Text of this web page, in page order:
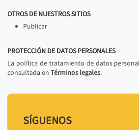
OTROS DE NUESTROS SITIOS
Publicar
PROTECCIÓN DE DATOS PERSONALES
La política de tratamiento de datos
consultada en Términos legales.
SÍGUENOS